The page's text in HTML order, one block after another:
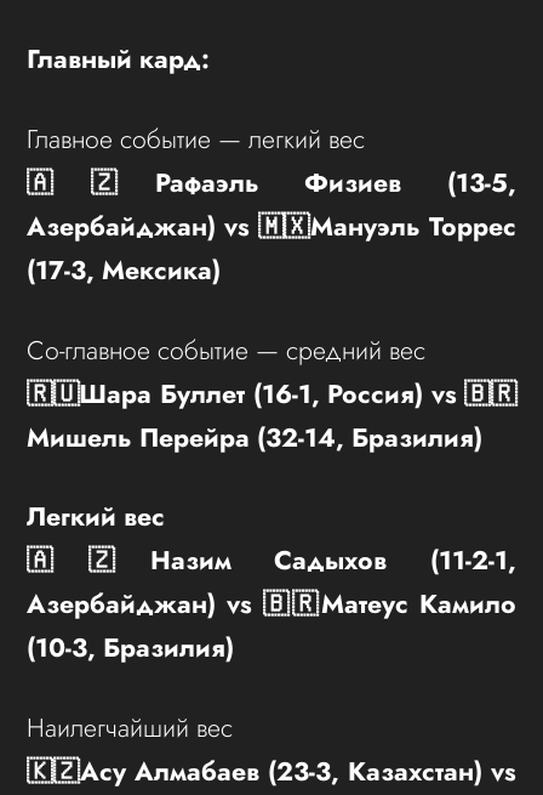
Главный кард:
Главное событие — легкий вес
🇦🇿Рафаэль Физиев (13-5,
Азербайджан) vs 🇲🇽Мануэль Торрес
(17-3, Мексика)
Со-главное событие — средний вес
🇷🇺Шара Буллет (16-1, Россия) vs 🇧🇷
Мишель Перейра (32-14, Бразилия)
Легкий вес
🇦🇿Назим Садыхов (11-2-1,
Азербайджан) vs 🇧🇷Матеус Камило
(10-3, Бразилия)
Наилегчайший вес
🇰🇿Асу Алмабаев (23-3, Казахстан) vs